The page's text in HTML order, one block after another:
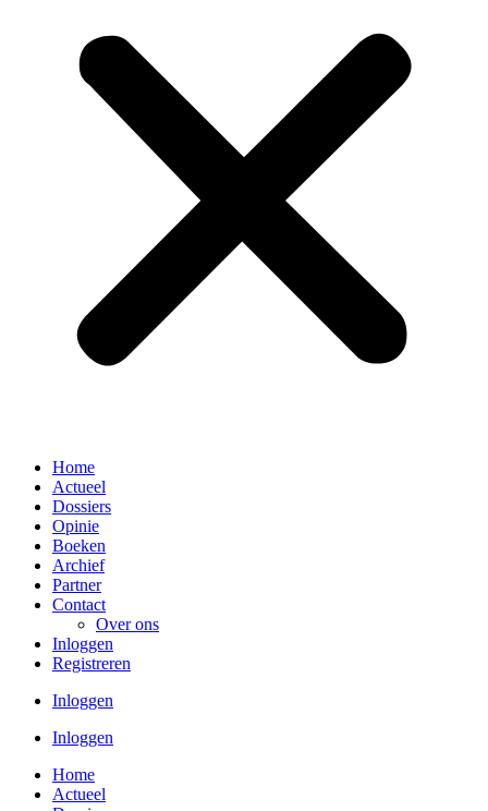
Home
Actueel
Dossiers
Opinie
Boeken
Archief
Partner
Contact
Over ons
Inloggen
Registreren
Inloggen
Inloggen
Home
Actueel